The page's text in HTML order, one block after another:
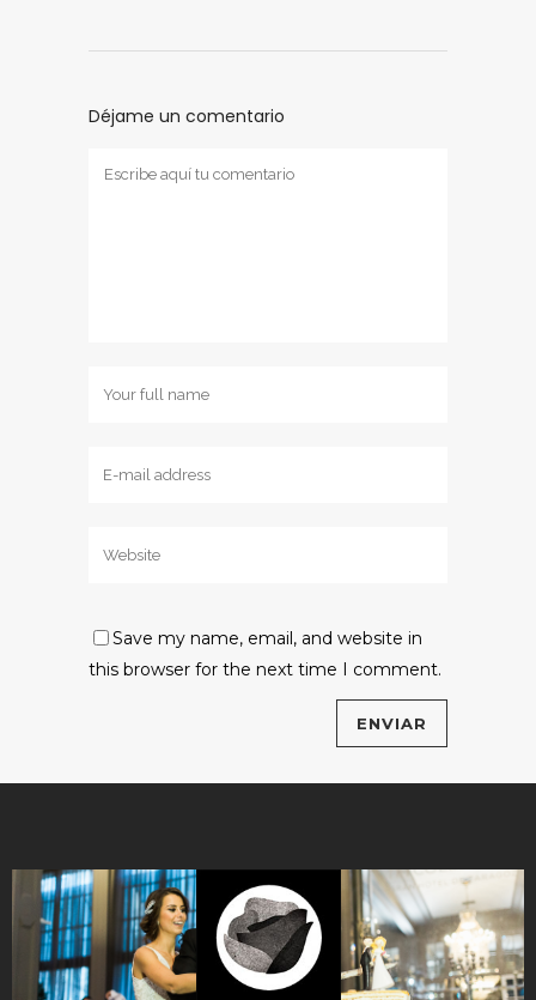
Déjame un comentario
Save my name, email, and website in
this browser for the next time I comment.